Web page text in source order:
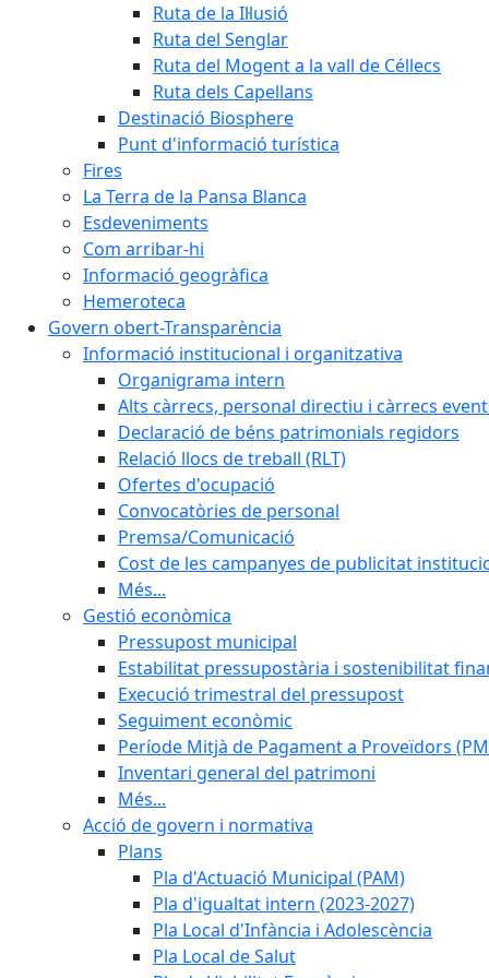
Ruta de la Il·lusió
Ruta del Senglar
Ruta del Mogent a la vall de Céllecs
Ruta dels Capellans
Destinació Biosphere
Punt d'informació turística
Fires
La Terra de la Pansa Blanca
Esdeveniments
Com arribar-hi
Informació geogràfica
Hemeroteca
Govern obert-Transparència
Informació institucional i organitzativa
Organigrama intern
Alts càrrecs, personal directiu i càrrecs
Declaració de béns patrimonials regidors
Relació llocs de treball (RLT)
Ofertes d'ocupació
Convocatòries de personal
Premsa/Comunicació
Cost de les campanyes de publicitat
Més...
Gestió econòmica
Pressupost municipal
Estabilitat pressupostària i sostenibilitat
Execució trimestral del pressupost
Seguiment econòmic
Període Mitjà de Pagament a Proveïdors
Inventari general del patrimoni
Més...
Acció de govern i normativa
Plans
Pla d'Actuació Municipal (PAM)
Pla d'igualtat intern (2023-2027)
Pla Local d'Infància i Adolescència
Pla Local de Salut